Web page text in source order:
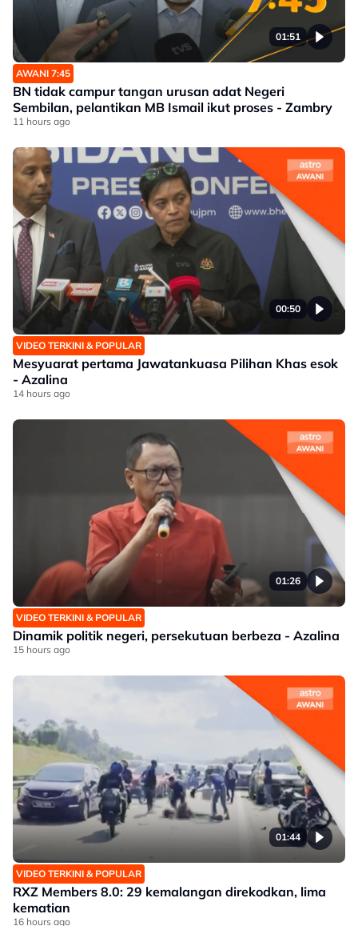
01:51
AWANI 7:45
BN tidak campur tangan urusan adat Negeri
Sembilan, pelantikan MB Ismail ikut proses - Zambry
11 hours ago
00:50
VIDEO TERKINI & POPULAR
Mesyuarat pertama Jawatankuasa Pilihan Khas esok
- Azalina
14 hours ago
01:26
VIDEO TERKINI & POPULAR
Dinamik politik negeri, persekutuan berbeza - Azalina
15 hours ago
01:44
VIDEO TERKINI & POPULAR
RXZ Members 8.0: 29 kemalangan direkodkan, lima
kematian
16 hours ago